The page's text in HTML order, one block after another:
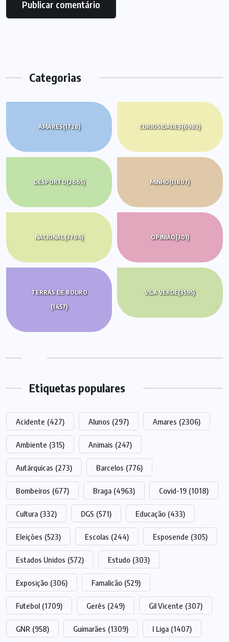
Categorias
AMARES(1728) CURIOSIDADES(6982)
DESPORTO(2665) MINHO(11807)
NACIONAL(3784) OPINIÃO(301)
TERRAS DE BOURO
(1457)
VILA VERDE(3595)
Etiquetas populares
Acidente (427) Alunos (297) Amares (2306)
Ambiente (315) Animais (247)
Autárquicas (273) Barcelos (776)
Bombeiros (677) Braga (4963) Covid-19 (1018)
Cultura (332) DGS (571) Educação (433)
Eleições (523) Escolas (244) Esposende (305)
Estados Unidos (572) Estudo (303)
Exposição (306) Famalicão (529)
Futebol (1709) Gerês (249) Gil Vicente (307)
GNR (958) Guimarães (1309) I Liga (1407)